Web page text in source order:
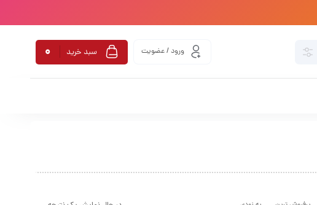
ورود / عضویت سبد خرید 0